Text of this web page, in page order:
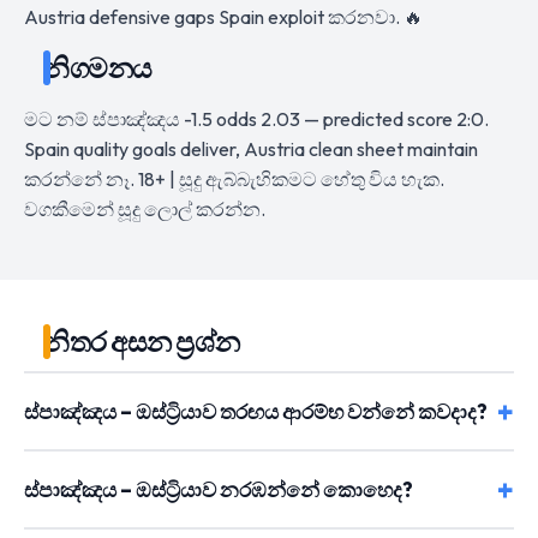
Austria defensive gaps Spain exploit කරනවා. 🔥
නිගමනය
මට නම් ස්පාඤ්ඤය -1.5 odds 2.03 — predicted score 2:0.
Spain quality goals deliver, Austria clean sheet maintain
කරන්නේ නෑ. 18+ | සූදු ඇබ්බැහිකමට හේතු විය හැක.
වගකීමෙන් සූදු ලොල් කරන්න.
නිතර අසන ප්‍රශ්න
ස්පාඤ්ඤය – ඔස්ට්‍රියාව තරඟය ආරම්භ වන්නේ කවදාද?
ස්පාඤ්ඤය – ඔස්ට්‍රියාව නරඹන්නේ කොහෙද?